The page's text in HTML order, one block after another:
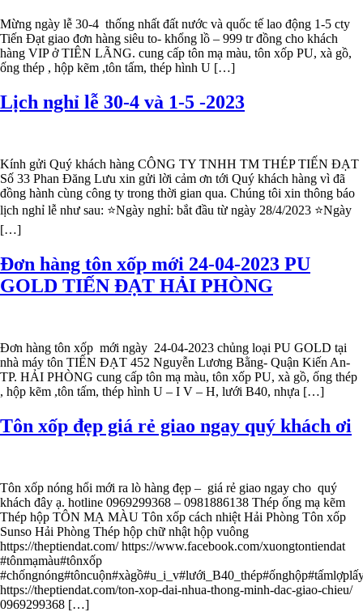
Mừng ngày lễ 30-4 thống nhất đất nước và quốc tế lao động 1-5 cty
Tiến Đạt giao đơn hàng siêu to- khổng lồ – 999 tr đồng cho khách
hàng VIP ở TIÊN LÃNG. cung cấp tôn mạ màu, tôn xốp PU, xà gồ,
ống thép , hộp kẽm ,tôn tấm, thép hình U […]
Lịch nghỉ lễ 30-4 và 1-5 -2023
Kính gửi Quý khách hàng CÔNG TY TNHH TM THÉP TIẾN ĐẠT
Số 33 Phan Đăng Lưu xin gửi lời cảm ơn tới Quý khách hàng vì đã
đồng hành cùng công ty trong thời gian qua. Chúng tôi xin thông báo
lịch nghỉ lễ như sau: ⭐️Ngày nghỉ: bắt đầu từ ngày 28/4/2023 ⭐️Ngày
[…]
Đơn hàng tôn xốp mới 24-04-2023 PU
GOLD TIẾN ĐẠT HẢI PHÒNG
Đơn hàng tôn xốp mới ngày 24-04-2023 chủng loại PU GOLD tại
nhà máy tôn TIẾN ĐẠT 452 Nguyễn Lương Bằng- Quận Kiến An-
TP. HẢI PHÒNG cung cấp tôn mạ màu, tôn xốp PU, xà gồ, ống thép
, hộp kẽm ,tôn tấm, thép hình U – I V – H, lưới B40, nhựa […]
Tôn xốp đẹp giá rẻ giao ngay quý khách ơi
Tôn xốp nóng hổi mới ra lò hàng đẹp – giá rẻ giao ngay cho quý
khách đây ạ. hotline 0969299368 – 0981886138 Thép ống mạ kẽm
Thép hộp TÔN MẠ MÀU Tôn xốp cách nhiệt Hải Phòng Tôn xốp
Sunso Hải Phòng Thép hộp chữ nhật hộp vuông
https://theptiendat.com/ https://www.facebook.com/xuongtontiendat
#tônmạmàu#tônxốp
https://theptiendat.com/ton-xop-dai-nhua-thong-minh-dac-giao-chieu/
0969299368 […]